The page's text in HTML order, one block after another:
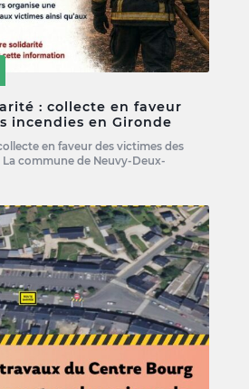
: collecte en faveur
incendies en Gironde
en faveur des victimes des
commune de Neuvy-Deux-